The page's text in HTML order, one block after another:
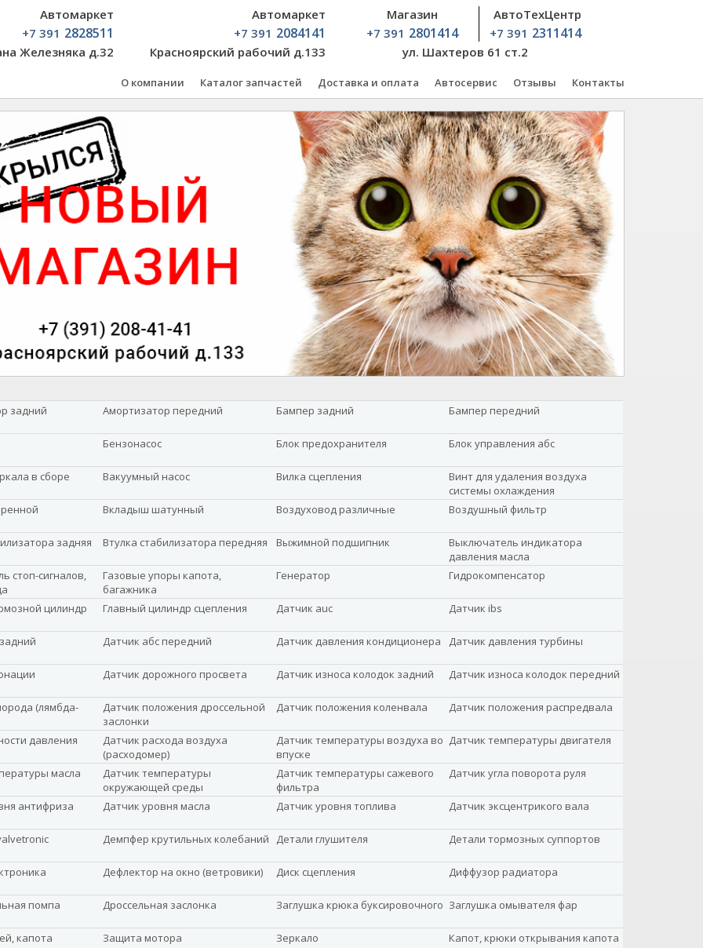
Автомаркет
+7 391 2828511
Железняка д.32
Автомаркет
+7 391 2084141
Красноярский рабочий д.133
Магазин
+7 391 2801414
АвтоТехЦентр
+7 391 2311414
ул. Шахтеров 61 ст.2
О компании Каталог запчастей Доставка и оплата Автосервис Отзывы Контакты
задний Амортизатор передний Бампер задний Бампер передний
Бензонасос Блок предохранителя Блок управления абс
в сборе Вакуумный насос Вилка сцепления
Винт для удаления воздуха
системы охлаждения
Вкладыш шатунный Воздуховод различные Воздушный фильтр
задняя Втулка стабилизатора передняя Выжимной подшипник
Выключатель индикатора
давления масла
стоп-сигналов,
Газовые упоры капота,
багажника
Генератор Гидрокомпенсатор
цилиндр Главный цилиндр сцепления Датчик auc Датчик ibs
Датчик абс передний Датчик давления кондиционера Датчик давления турбины
Датчик дорожного просвета Датчик износа колодок задний Датчик износа колодок передний
(лямбда-
Датчик положения дроссельной
заслонки
Датчик положения коленвала Датчик положения распредвала
давления
Датчик расхода воздуха
(расходомер)
Датчик температуры воздуха во
впуске
Датчик температуры двигателя
масла
Датчик температуры
окружающей среды
Датчик температуры сажевого
фильтра
Датчик угла поворота руля
антифриза Датчик уровня масла Датчик уровня топлива Датчик эксцентрикого вала
Демпфер крутильных колебаний Детали глушителя Детали тормозных суппортов
Дефлектор на окно (ветровики) Диск сцепления Диффузор радиатора
помпа Дроссельная заслонка Заглушка крюка буксировочного Заглушка омывателя фар
капота Защита мотора Зеркало Капот, крюки открывания капота